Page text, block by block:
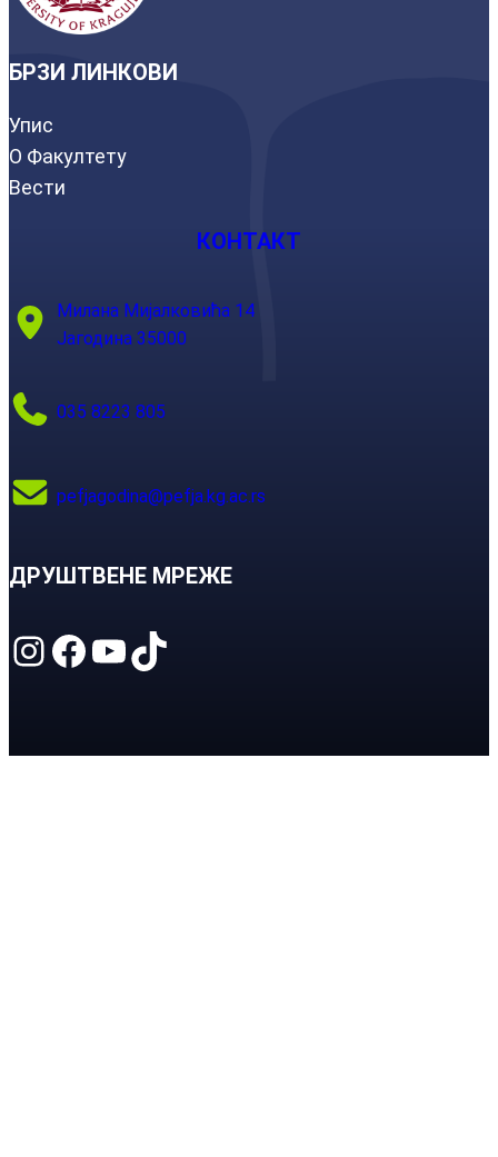
БРЗИ ЛИНКОВИ
Упис
О Факултету
Вести
КОНТАКТ
Милана Мијалковића 14
Јагодина 35000
035 8223 805
pefjagodina@pefja.kg.ac.rs
ДРУШТВЕНЕ МРЕЖЕ
Instagram Facebook YouTube TikTok